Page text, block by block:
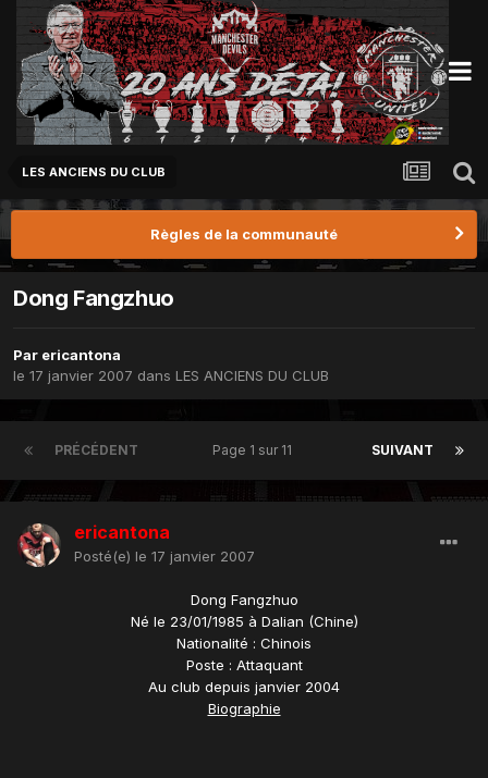
LES ANCIENS DU CLUB
Règles de la communauté
Dong Fangzhuo
Par ericantona
le 17 janvier 2007 dans LES ANCIENS DU CLUB
PRÉCÉDENT SUIVANT
Page 1 sur 11
ericantona
Posté(e) le 17 janvier 2007
Dong Fangzhuo
Né le 23/01/1985 à Dalian (Chine)
Nationalité : Chinois
Poste : Attaquant
Au club depuis janvier 2004
Biographie